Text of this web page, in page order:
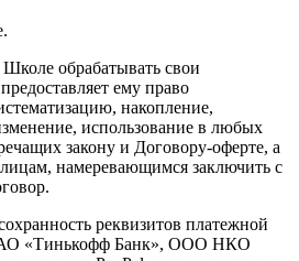
обрабатывать свои
ему право
накопление,
использование в любых
закону и Договору-оферте, а
намеревающимся заключить с
реквизитов платежной
АО «Тинькофф Банк», ООО НКО